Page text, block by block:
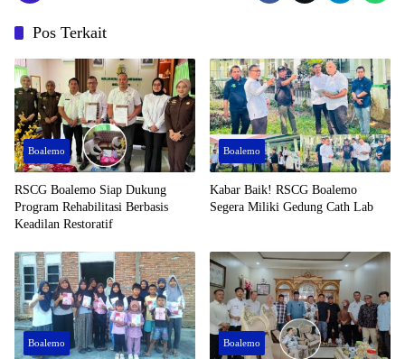
Pos Terkait
Boalemo
RSCG Boalemo Siap Dukung
Program Rehabilitasi Berbasis
Keadilan Restoratif
Boalemo
Kabar Baik! RSCG Boalemo
Segera Miliki Gedung Cath Lab
Boalemo Boalemo